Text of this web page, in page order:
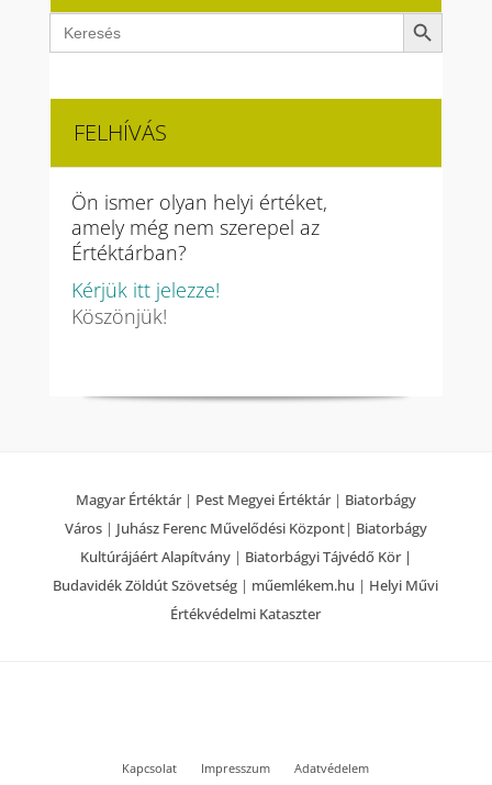
Search
for:
Search Button
FELHÍVÁS
Ön ismer olyan helyi értéket,
amely még nem szerepel az
Értéktárban?
Kérjük itt jelezze!
Köszönjük!
Magyar Értéktár| Pest Megyei Értéktár| Biatorbágy
Város| Juhász Ferenc Művelődési Központ| Biatorbágy
Kultúrájáért Alapítvány| Biatorbágyi Tájvédő Kör |
Budavidék Zöldút Szövetség | műemlékem.hu | Helyi Művi
Értékvédelmi Kataszter
Kapcsolat Impresszum Adatvédelem